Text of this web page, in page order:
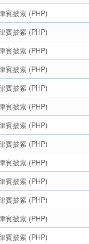
賓披索 (PHP)
賓披索 (PHP)
賓披索 (PHP)
賓披索 (PHP)
賓披索 (PHP)
賓披索 (PHP)
賓披索 (PHP)
賓披索 (PHP)
賓披索 (PHP)
賓披索 (PHP)
賓披索 (PHP)
賓披索 (PHP)
賓披索 (PHP)